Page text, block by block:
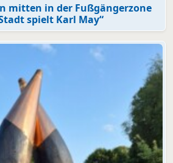
mitten in der Fußgängerzone
spielt Karl May“